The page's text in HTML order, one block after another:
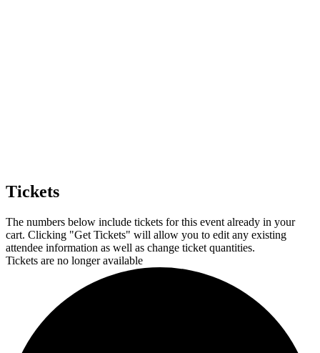
Tickets
The numbers below include tickets for this event already in your
cart. Clicking "Get Tickets" will allow you to edit any existing
attendee information as well as change ticket quantities.
Tickets are no longer available